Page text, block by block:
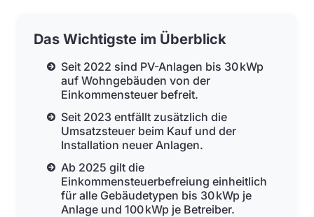
Das Wichtigste im Überblick
Seit 2022 sind PV-Anlagen bis 30 kWp
auf Wohngebäuden von der
Einkommensteuer befreit.
Seit 2023 entfällt zusätzlich die
Umsatzsteuer beim Kauf und der
Installation neuer Anlagen.
Ab 2025 gilt die
Einkommensteuerbefreiung einheitlich
für alle Gebäudetypen bis 30 kWp je
Anlage und 100 kWp je Betreiber.